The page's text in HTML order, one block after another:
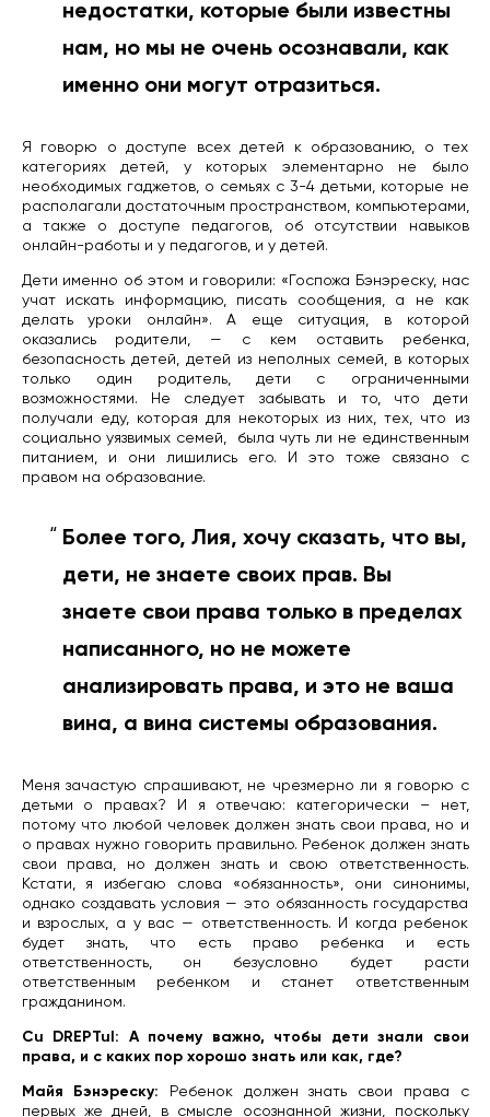
недостатки, которые были известны
нам, но мы не очень осознавали, как
именно они могут отразиться.
Я говорю о доступе всех детей к образованию, о тех
категориях детей, у которых элементарно не было
необходимых гаджетов, о семьях с 3-4 детьми, которые не
располагали достаточным пространством, компьютерами,
а также о доступе педагогов, об отсутствии навыков
онлайн-работы и у педагогов, и у детей.
Дети именно об этом и говорили: «Госпожа Бэнэреску, нас
учат искать информацию, писать сообщения, а не как
делать уроки онлайн». А еще ситуация, в которой
оказались родители, — с кем оставить ребенка,
безопасность детей, детей из неполных семей, в которых
только один родитель, дети с ограниченными
возможностями. Не следует забывать и то, что дети
получали еду, которая для некоторых из них, тех, что из
социально уязвимых семей,
была чуть ли не единственным
питанием, и они лишились его. И это тоже связано с
правом на образование.
Более того, Лия, хочу сказать, что вы,
дети, не знаете своих прав. Вы
знаете свои права только в пределах
написанного, но не можете
анализировать права, и это не ваша
вина, а вина системы образования.
Меня зачастую спрашивают, не чрезмерно ли я говорю с
детьми о правах? И я отвечаю: категорически – нет,
потому что любой человек должен знать свои права, но и
о правах нужно говорить правильно. Ребенок должен знать
свои права, но должен знать и свою ответственность.
Кстати, я избегаю слова «обязанность», они синонимы,
однако создавать условия — это обязанность государства
и взрослых, а у вас — ответственность. И когда ребенок
будет знать, что есть право ребенка и есть
ответственность, он безусловно будет расти
ответственным ребенком и станет ответственным
гражданином.
Cu DREPTul: А почему важно, чтобы дети знали свои
права, и с каких пор хорошо знать или как, где?
Майя Бэнэреску: Ребенок должен знать свои права с
первых же дней, в смысле осознанной жизни, поскольку